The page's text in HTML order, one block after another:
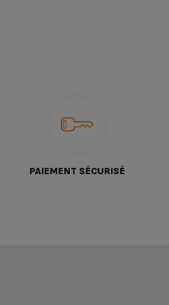
PAIEMENT SÉCURISÉ